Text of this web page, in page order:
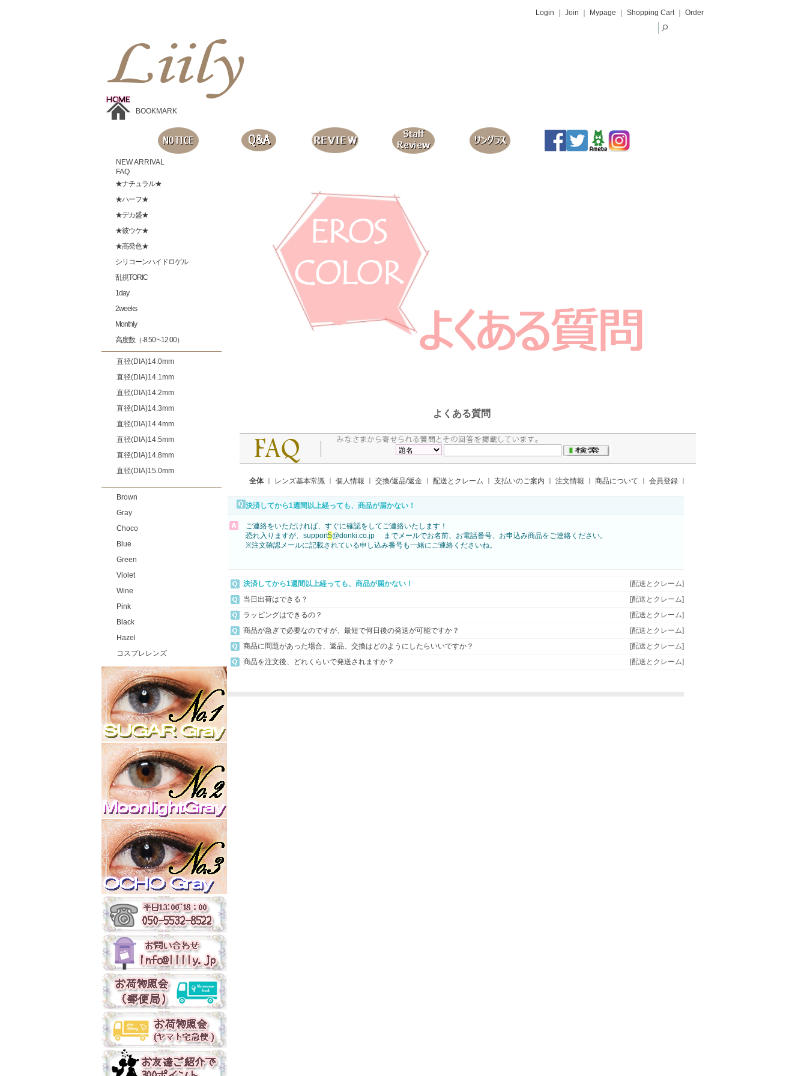
BOOKMARK
Login Join Mypage Shopping Cart｜ Order
NEW ARRIVAL
FAQ
★ナチュラル★
★ハーフ★
★デカ盛★
★彼ウケ★
★高発色★
シリコーンハイドロゲル
乱視TORIC
1day
2weeks
Monthly
高度数（-8.50~-12.00）
直径(DIA)14.0mm
直径(DIA)14.1mm
直径(DIA)14.2mm
直径(DIA)14.3mm
直径(DIA)14.4mm
直径(DIA)14.5mm
直径(DIA)14.8mm
直径(DIA)15.0mm
Brown
Gray
Choco
Blue
Green
Violet
Wine
Pink
Black
Hazel
コスプレレンズ
よくある質問
全体ㅣ レンズ基本常識 個人情報 交換/返品/返金 配送とクレーム 支払いのご案内 注文情報 商品について 会員登録
決済してから1週間以上経っても、商品が届かない！
ご連絡をいただければ、すぐに確認をしてご連絡いたします！
恐れ入りますが、support5@donki.co.jp までメールでお名前、お電話番号、お申込み商品をご連絡ください。
※注文確認メールに記載されている申し込み番号も一緒にご連絡くださいね。
決済してから1週間以上経っても、商品が届かない！
[配送とクレーム]
当日出荷はできる？
[配送とクレーム]
ラッピングはできるの？
[配送とクレーム]
商品が急ぎで必要なのですが、最短で何日後の発送が可能ですか？
[配送とクレーム]
商品に問題があった場合、返品、交換はどのようにしたらいいですか？
[配送とクレーム]
商品を注文後、どれくらいで発送されますか？
[配送とクレーム]